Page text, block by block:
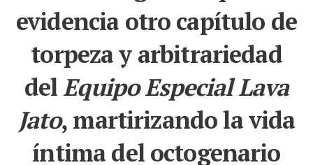
evidencia otro capítulo de
torpeza y arbitrariedad
delEquipo Especial Lava
Jato, martirizando la vida
íntima del octogenario